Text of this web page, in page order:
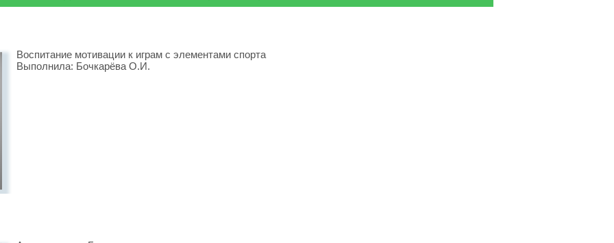
Воспитание мотивации к играм с элементами спорта
Выполнила: Бочкарёва О.И.